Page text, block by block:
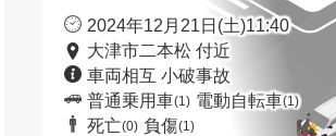
2024年12月21日(土)11:40
大津市二本松 付近
車両相互 小破事故
普通乗用車(1) 電動自転車(1)
死亡(0) 負傷(1)